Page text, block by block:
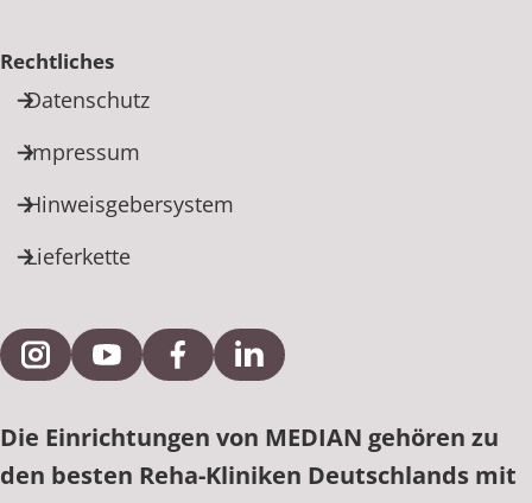
Rechtliches
Datenschutz
Impressum
Hinweisgebersystem
Lieferkette
Externe Verlinkung zu Instagram
Externe Verlinkung zu YouTube
Externe Verlinkung zu Facebook
Externe Verlinkung zu
Die Einrichtungen von MEDIAN gehören zu
den besten Reha-Kliniken Deutschlands mit